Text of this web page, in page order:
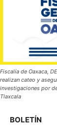
Fiscalía de Oaxaca,
realizan cateo y
investigaciones por
Tlaxcala
BOLETÍN